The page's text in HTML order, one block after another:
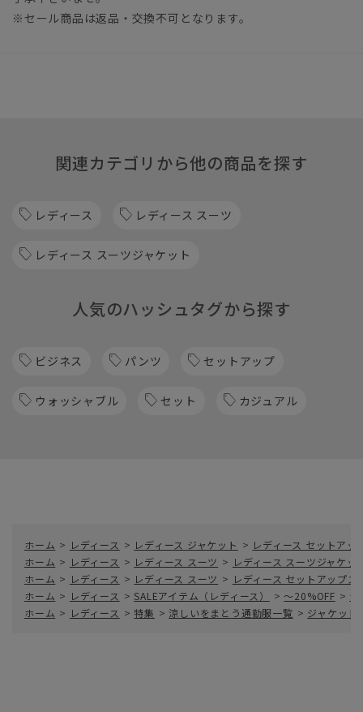
※セール商品は返品・交換不可となります。
関連カテゴリから他の商品を探す
レディース レディース スーツ
レディース スーツジャケット
人気のハッシュタグから探す
ビジネス パンツ セットアップ
ウォッシャブル セット カジュアル
ホーム > レディース > レディース ジャケット > レディース セットアッ
ホーム > レディース > レディース スーツ > レディース スーツジャケッ
ホーム > レディース > レディース スーツ > レディース セットアップス
ホーム > レディース > SALEアイテム（レディース） > ～20%OFF > ジ
ホーム > レディース > 特集 > 涼しいをまとう通勤服一覧 > ジャケット